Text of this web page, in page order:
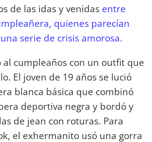
de las idas y venidas entre
quienes parecían
serie de crisis amorosa.
al cumpleaños con un outfit que
El joven de 19 años se lució
blanca básica que combinó
deportiva negra y bordó y
de jean con roturas. Para
el exhermanito usó una gorra